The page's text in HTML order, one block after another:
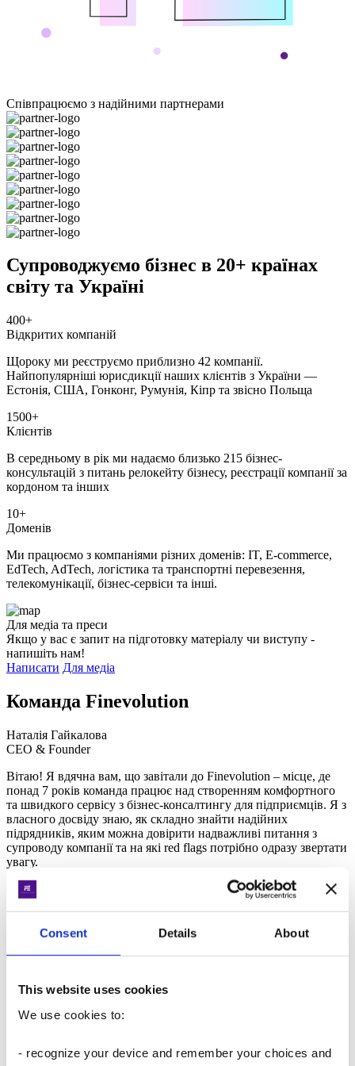
Consent Details About
This website uses cookies
We use cookies to:
- recognize your device and remember your choices and
Співпрацюємо з надійними ​партнерами
Супроводжуємо ​бізнес в 20+ країнах
світу та Україні
400+
Відкритих компаній
Щороку ми реєструємо приблизно 42 компанії.
Найпопулярніші юрисдикції наших клієнтів з України —
Естонія, США, Гонконг, Румунія, Кіпр та звісно Польща
1500+
Клієнтів
В середньому в рік ми надаємо близько 215 бізнес-
консультацій з питань релокейту бізнесу, реєстрації компанії за
кордоном та інших
10+
Доменів
Ми працюємо з компаніями різних доменів: IT, E-commerce,
EdTech, AdTech, логістика та транспортні перевезення,
телекомунікації, бізнес-сервіси та інші.
Для медіа та преси
Якщо у вас є запит на підготовку матеріалу чи виступу -
напишіть нам!
Написати Для медіа
Команда Finevolution
Наталія Гайкалова
CEO & Founder
Вітаю! Я вдячна вам, що завітали до Finevolution – місце, де
понад 7 років команда працює над створенням комфортного
та швидкого сервісу з бізнес-консалтингу для підприємців. Я з
власного досвіду знаю, як складно знайти надійних
підрядників, яким можна довірити надважливі питання з
супроводу компанії та на які red flags потрібно одразу звертати
увагу.
Саме тому у Finevolution ми розробили власні стандарти
якості обслуговування:
швидкі відповіді на ваші запити – максимум за 15
зручні гайди та матеріали, які крок за кроком
прозорі тарифи та повна відповідність законодавству
співпраця лише з перевіреними партнерами, зокрема ми